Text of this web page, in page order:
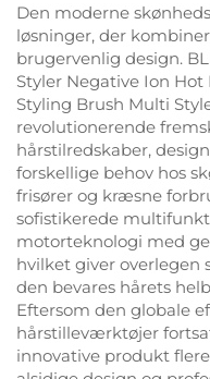
Den moderne
løsninger, der
brugervenlig design.
Styler Negative Ion Hot
Styling Brush Multi
revolutionerende
hårstilredskaber,
forskellige behov hos
frisører og kræsne
sofistikerede
motorteknologi med
hvilket giver overlegen
den bevares hårets
Eftersom den globale
hårstilleværktøjer
innovative produkt